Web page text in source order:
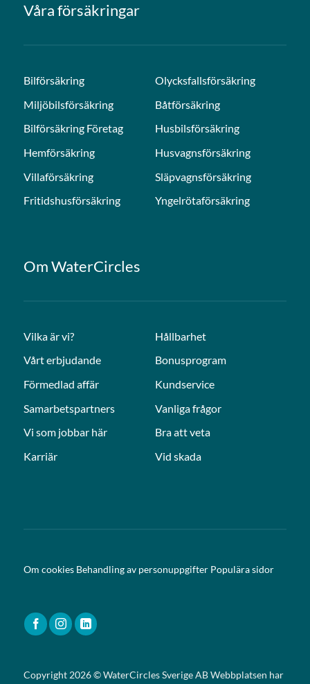
Våra försäkringar
Bilförsäkring
Miljöbilsförsäkring
Bilförsäkring Företag
Hemförsäkring
Villaförsäkring
Fritidshusförsäkring
Olycksfallsförsäkring
Båtförsäkring
Husbilsförsäkring
Husvagnsförsäkring
Släpvagnsförsäkring
Yngelrötaförsäkring
Om WaterCircles
Vilka är vi?
Vårt erbjudande
Förmedlad affär
Samarbetspartners
Vi som jobbar här
Karriär
Hållbarhet
Bonusprogram
Kundservice
Vanliga frågor
Bra att veta
Vid skada
Copyright 2026 © WaterCircles Sverige AB Webbplatsen har
Om cookies Behandling av personuppgifter Populära sidor